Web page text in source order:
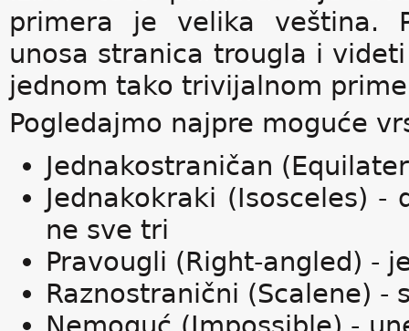
primera je velika veština.
unosa stranica trougla i
jednom tako trivijalnom
Pogledajmo najpre moguće
Jednakostraničan
Jednakokraki (Isosceles)
ne sve tri
Pravougli (Right-angled) -
Raznostranični (Scalene) -